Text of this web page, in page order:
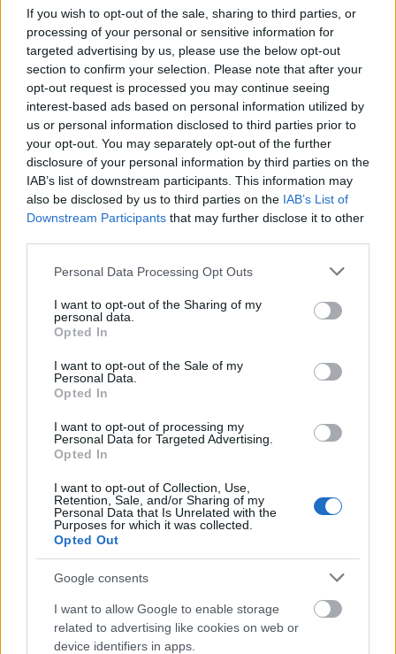
If you wish to opt-out of the sale, sharing to third parties, or
processing of your personal or sensitive information for
targeted advertising by us, please use the below opt-out
section to confirm your selection. Please note that after your
opt-out request is processed you may continue seeing
interest-based ads based on personal information utilized by
us or personal information disclosed to third parties prior to
your opt-out. You may separately opt-out of the further
disclosure of your personal information by third parties on the
IAB’s list of downstream participants. This information may
also be disclosed by us to third parties on the IAB’s List of
Downstream Participants that may further disclose it to other
Please note that this website/app uses one or more Google
not limited to your visit or usage behaviour. You may click to
grant or deny consent to Google and its third-party tags to
use your data for below specified purposes in below Google
consent section.
Personal Data Processing Opt Outs
I want to opt-out of the Sharing of my
personal data.
Opted In
I want to opt-out of the Sale of my
Personal Data.
Opted In
I want to opt-out of processing my
Personal Data for Targeted Advertising.
Opted In
I want to opt-out of Collection, Use,
Retention, Sale, and/or Sharing of my
Personal Data that Is Unrelated with the
Purposes for which it was collected.
Opted Out
Google consents
I want to allow Google to enable storage
related to advertising like cookies on web or
device identifiers in apps.
ΔΙΑΒΑΣΕ ΑΚΟΜΗ:
Παναθηναϊκός - Ολυμπιακός: Κυριαρχία των «αιωνίων»
στα πρώτα power rankings
Euroleague: Το ψηφιακό οικοσύστημα φτάνει σε επίπεδα
ρεκόρ ενόψει του ντεμπούτου του Euroleague
Basketball+
Euroleague: Έτοιμος να μαγέψει και στον Παναθηναϊκό ο
ΝΑΙΤΖΕΛ ΧΕΙΖ - ΝΤΕΙΒΙΣ
σου πρέπει να συνδεθείς
στο my gazzetta!
Εγγραφή